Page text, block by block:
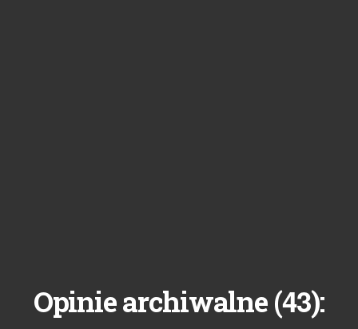
Opinie archiwalne (43):